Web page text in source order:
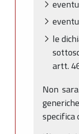
le
artt.
Non
specifica